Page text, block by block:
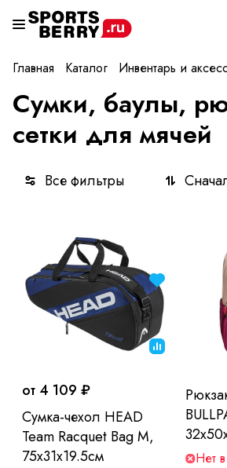
Главная Каталог Инвентарь и
Сумки, баулы,
сетки для мячей
Все фильтры
от 4 109 ₽
Сумка-чехол HEAD
Team Racquet Bag M,
75x31x19.5см
32л.
Нет